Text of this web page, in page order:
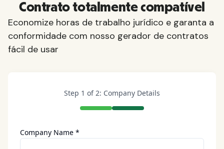
Contrato totalmente compatível
Economize horas de trabalho jurídico e garanta a
conformidade com nosso gerador de contratos
fácil de usar